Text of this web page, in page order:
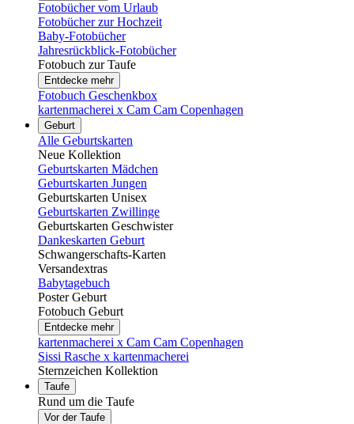
Fotobücher vom Urlaub
Fotobücher zur Hochzeit
Baby-Fotobücher
Jahresrückblick-Fotobücher
Fotobuch zur Taufe
Entdecke mehr
Fotobuch Geschenkbox
kartenmacherei x Cam Cam Copenhagen
Geburt
Alle Geburtskarten
Neue Kollektion
Geburtskarten Mädchen
Geburtskarten Jungen
Geburtskarten Unisex
Geburtskarten Zwillinge
Geburtskarten Geschwister
Dankeskarten Geburt
Schwangerschafts-Karten
Versandextras
Babytagebuch
Poster Geburt
Fotobuch Geburt
Entdecke mehr
kartenmacherei x Cam Cam Copenhagen
Sissi Rasche x kartenmacherei
Sternzeichen Kollektion
Taufe
Rund um die Taufe
Vor der Taufe